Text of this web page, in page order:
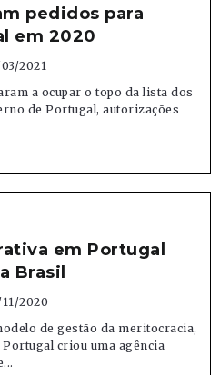
pedidos para
em 2020
2021
a ocupar o topo da lista dos
de Portugal, autorizações
em Portugal
Brasil
2020
de gestão da meritocracia,
criou uma agência